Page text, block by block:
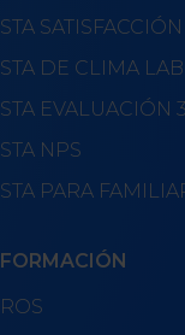
DE CLIMA
EVALUACIÓN
NPS
PARA